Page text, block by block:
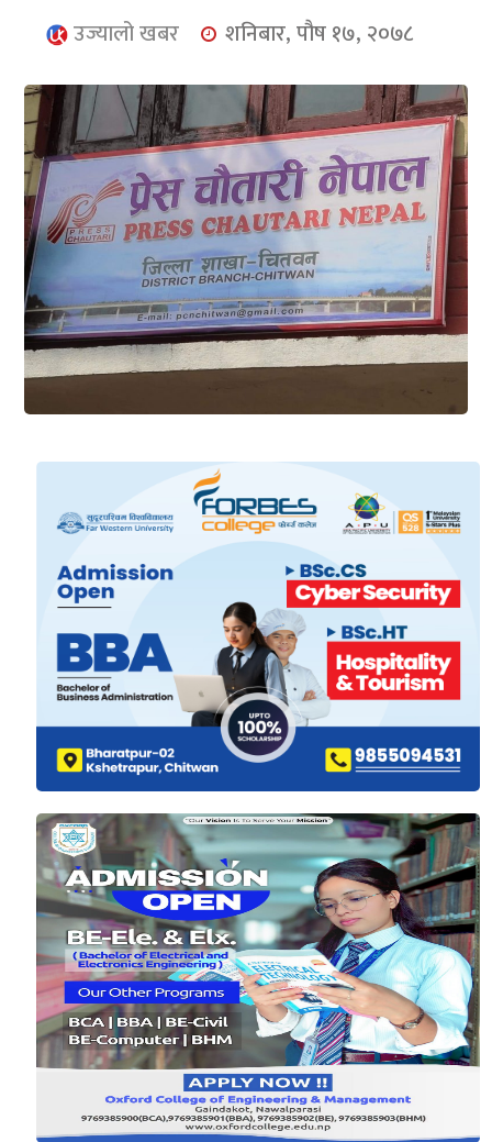
प्रबास
युनिकोड
उज्यालो खबर शनिबार, पौष १७, २०७८